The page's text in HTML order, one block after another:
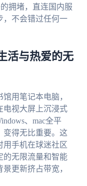
拥堵，直连国内服
，不会错过任何一
活与热爱的无
用笔记本电脑，
电视大屏上沉浸式
、mac全平
变得无比重要。这
用手机在球迷社区
的无限流量和智能
更新挤占带宽，